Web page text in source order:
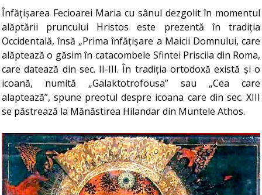
Înfățișarea Fecioarei Maria cu sânul dezgolit în momentul
alăptării pruncului Hristos este prezentă în tradiția
Occidentală, însă „Prima înfățișare a Maicii Domnului, care
alăptează o găsim în catacombele Sfintei Priscila din Roma,
care datează din sec. II-III. În tradiția ortodoxă există și o
icoană, numită „Galaktotrofousa” sau „Cea care
alaptează”, spune preotul despre icoana care din sec. XIII
se păstrează la Mănăstirea Hilandar din Muntele Athos.